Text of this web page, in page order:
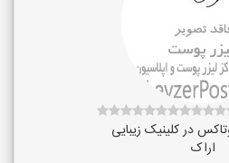
در کلینیک زیبایی
اراک